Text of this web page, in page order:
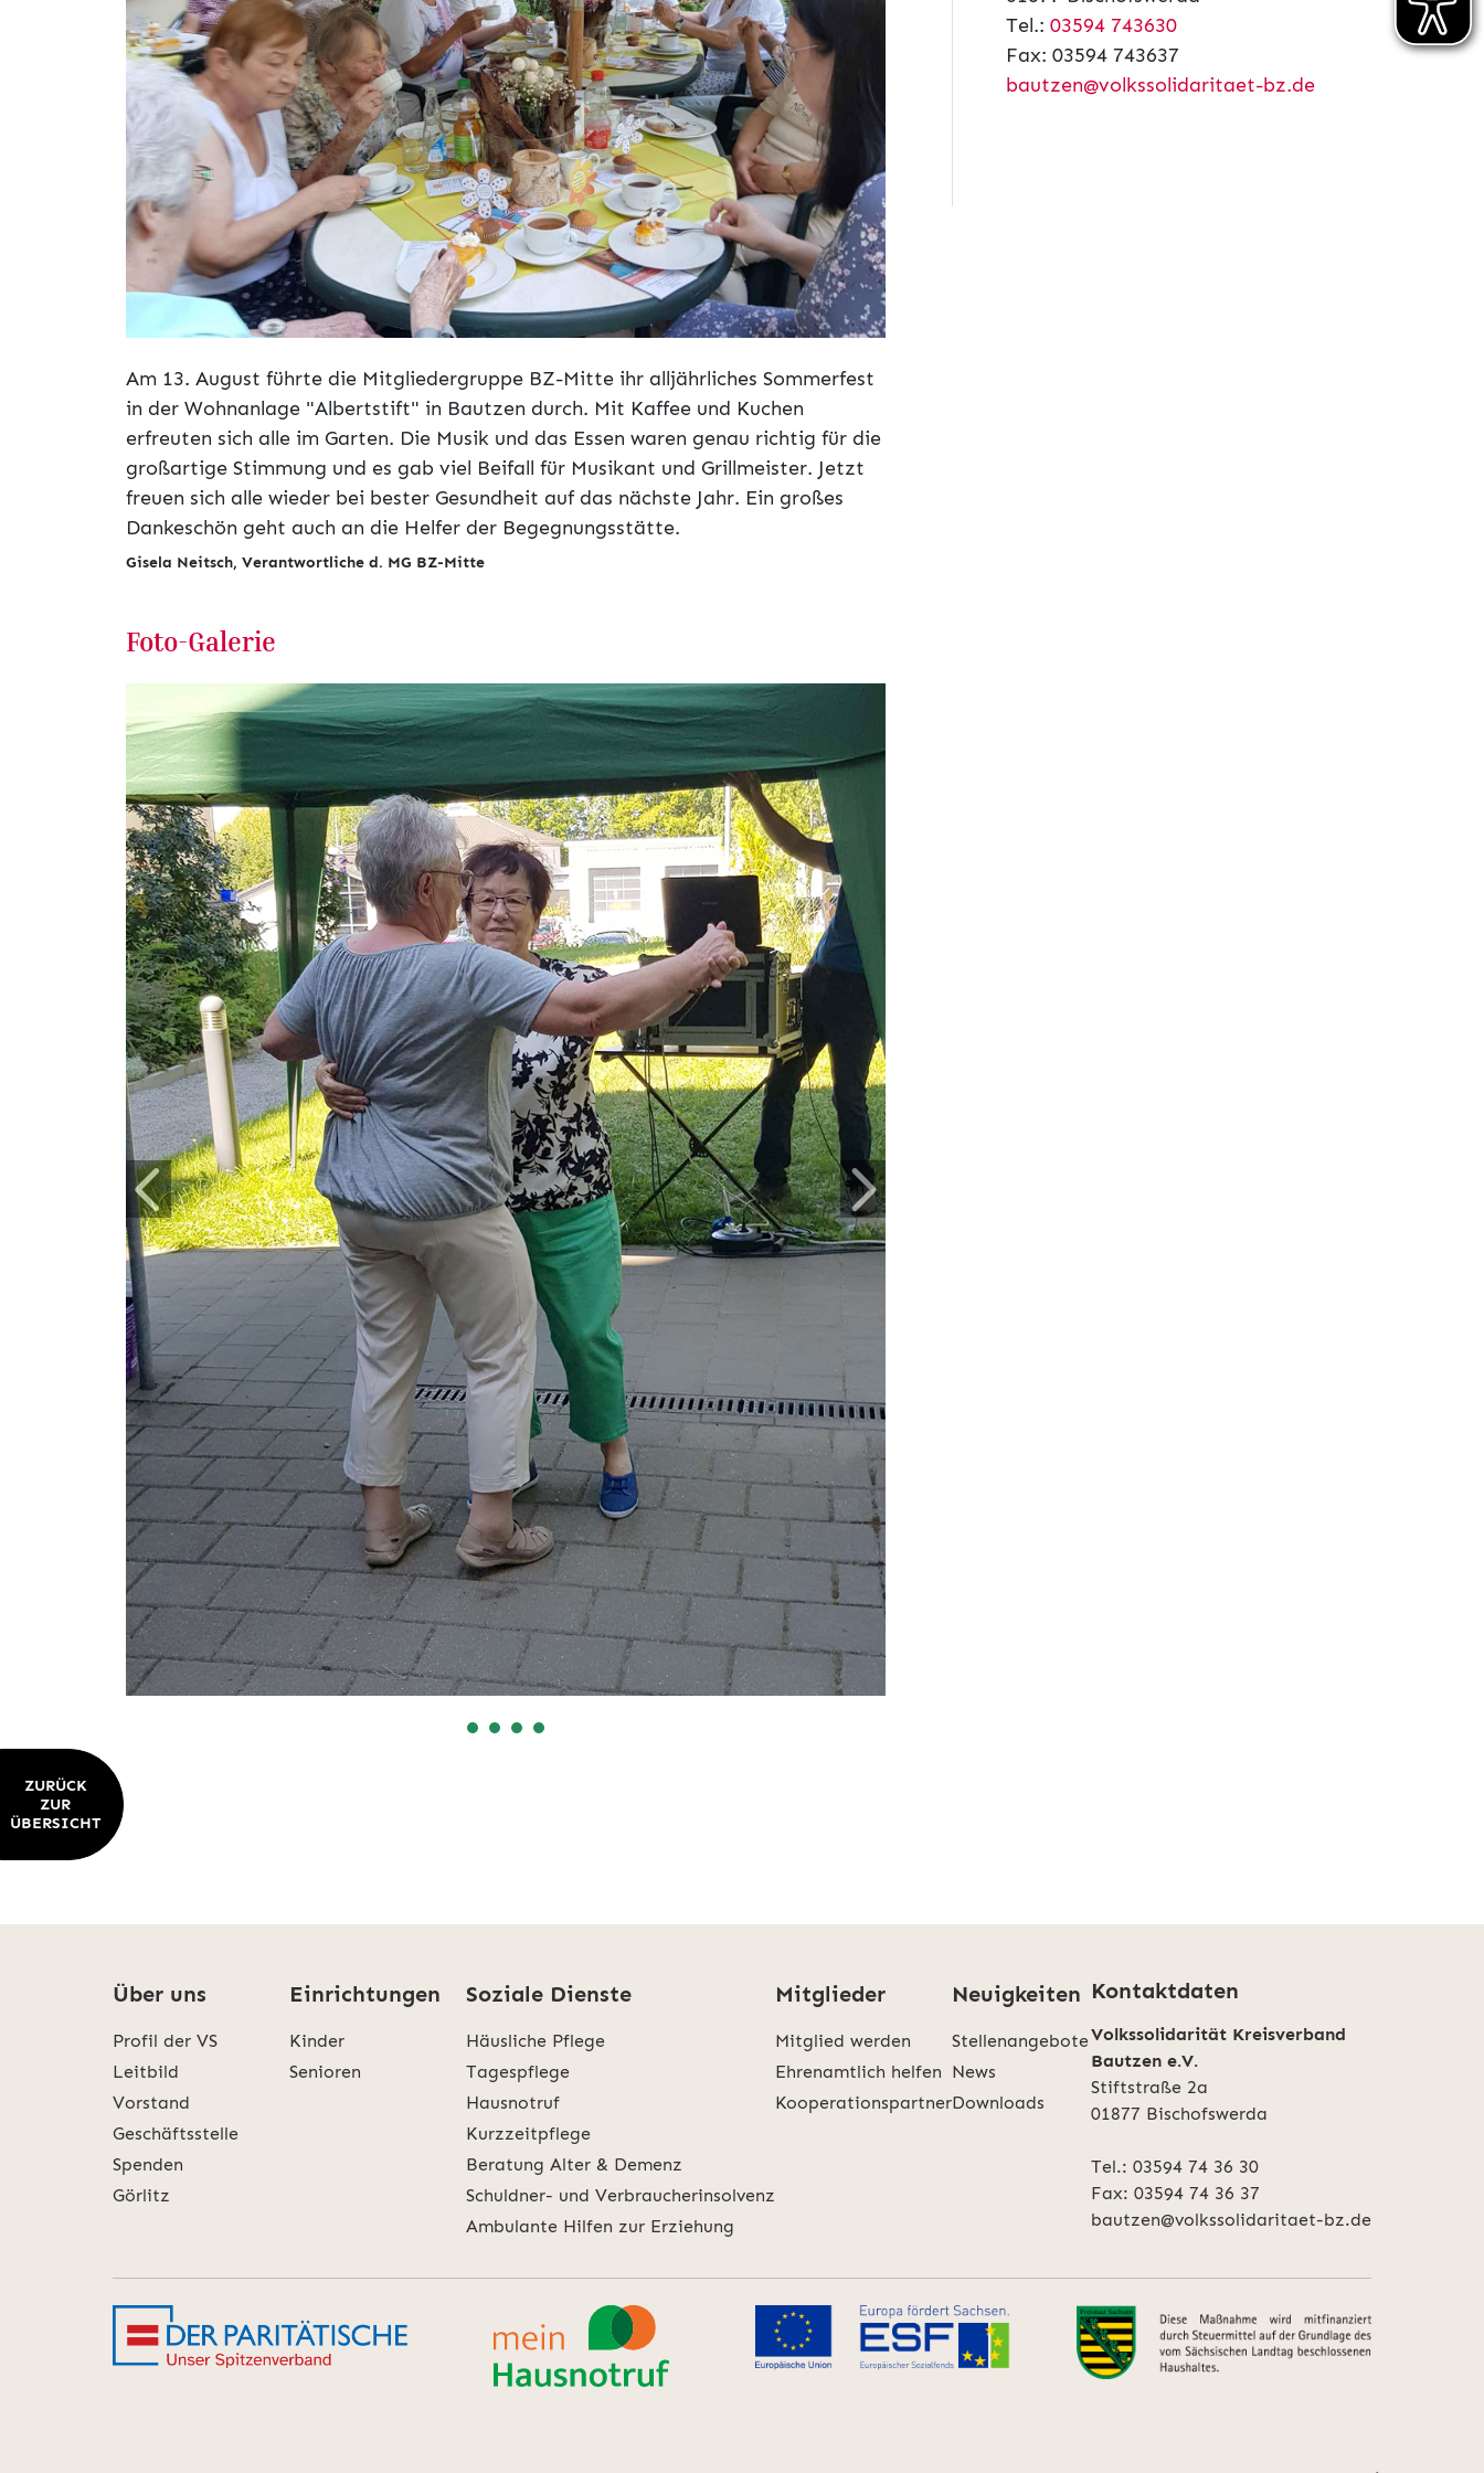
Am 13. August führte die Mitgliedergruppe BZ-Mitte ihr alljährliches Sommerfest
in der Wohnanlage "Albertstift" in Bautzen durch. Mit Kaffee und Kuchen
erfreuten sich alle im Garten. Die Musik und das Essen waren genau richtig für die
großartige Stimmung und es gab viel Beifall für Musikant und Grillmeister. Jetzt
freuen sich alle wieder bei bester Gesundheit auf das nächste Jahr. Ein großes
Dankeschön geht auch an die Helfer der Begegnungsstätte.
Gisela Neitsch, Verantwortliche d. MG BZ-Mitte
Foto-Galerie
Zurück Weiter
Tel.: 03594 743630
Fax: 03594 743637
bautzen@volkssolidaritaet-bz.de
ZURÜCK
ZUR
ÜBERSICHT
Über uns
Profil der VS
Leitbild
Vorstand
Geschäftsstelle
Spenden
Görlitz
Einrichtungen
Kinder
Senioren
Soziale Dienste
Häusliche Pflege
Tagespflege
Hausnotruf
Kurzzeitpflege
Beratung Alter & Demenz
Schuldner- und Verbraucherinsolvenz
Ambulante Hilfen zur Erziehung
Mitglieder
Mitglied werden
Ehrenamtlich helfen
Kooperationspartner
Neuigkeiten
Stellenangebote
News
Downloads
Kontaktdaten
Volkssolidarität Kreisverband
Bautzen e.V.
Stiftstraße 2a
01877 Bischofswerda
Tel.: 03594 74 36 30
Fax: 03594 74 36 37
bautzen@volkssolidaritaet-bz.de